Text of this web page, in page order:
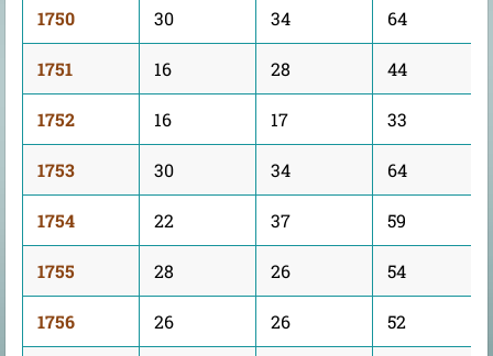
1750 30 34 64
1751 16 28 44
1752 16 17 33
1753 30 34 64
1754 22 37 59
1755 28 26 54
1756 26 26 52